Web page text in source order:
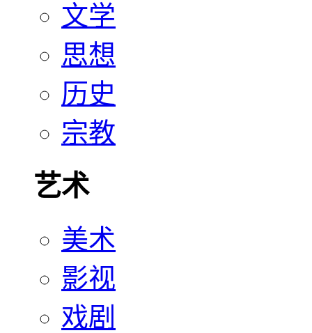
文学
思想
历史
宗教
艺术
美术
影视
戏剧